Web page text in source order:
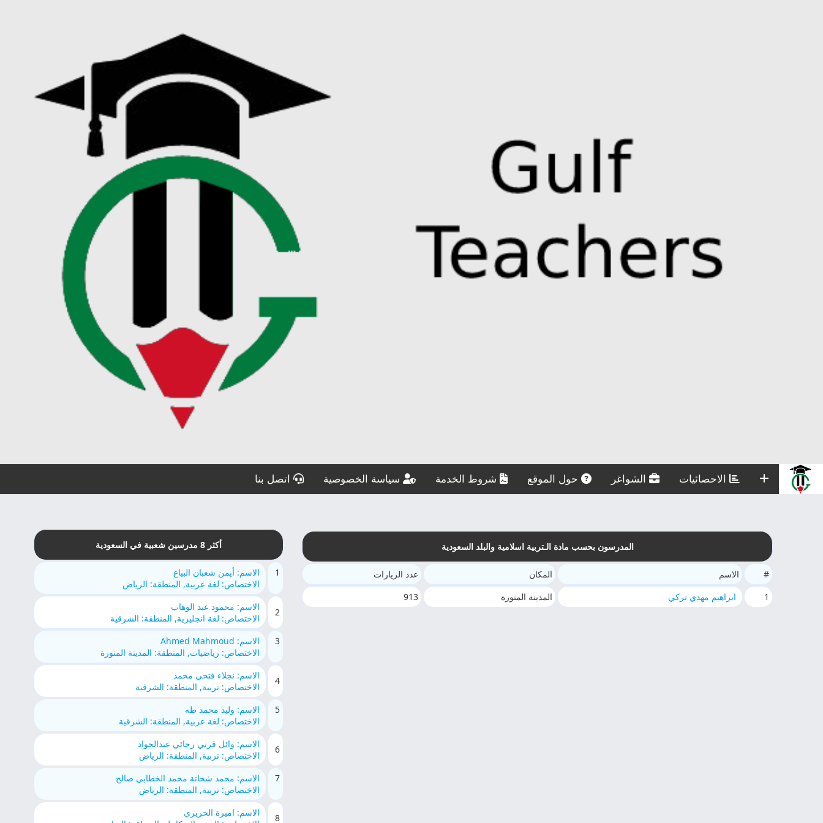
الاحصائيات الشواغر حول الموقع شروط الخدمة سياسة الخصوصية اتصل بنا
المدرسون بحسب مادة الـتربية اسلامية والبلد السعودية
# الاسم المكان
عدد الزيارات
1
ابراهيم مهدي تركي المدينة المنورة 913
أكثر 8 مدرسين شعبية في السعودية
1
الاسم: أيمن شعبان البياع
الاختصاص: لغة عربية, المنطقة: الرياض
2
الاسم: محمود عبد الوهاب
الاختصاص: لغة انجليزية, المنطقة: الشرقية
3
الاسم: Ahmed Mahmoud
الاختصاص: رياضيات, المنطقة: المدينة المنورة
4
الاسم: نجلاء فتحي محمد
الاختصاص: تربية, المنطقة: الشرقية
5
الاسم: وليد محمد طه
الاختصاص: لغة عربية, المنطقة: الشرقية
6
الاسم: وائل قرني رجائي عبدالجواد
الاختصاص: تربية, المنطقة: الرياض
7
الاسم: محمد شحاتة محمد الخطابي صالح
الاختصاص: تربية, المنطقة: الرياض
8
الاسم: اميرة الحريري